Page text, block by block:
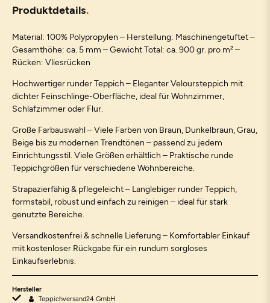
Produktdetails
Material: 100% Polypropylen – Herstellung: Maschinengetuftet –
Gesamthöhe: ca. 5 mm – Gewicht Total: ca. 900 gr. pro m² –
Rücken: Vliesrücken
Hochwertiger runder Teppich – Eleganter Veloursteppich mit
dichter Feinschlinge-Oberfläche, ideal für Wohnzimmer,
Schlafzimmer oder Flur.
Große Farbauswahl – Viele Farben von Braun, Dunkelbraun, Grau,
Beige bis zu modernen Trendtönen – passend zu jedem
Einrichtungsstil. Viele Größen erhältlich – Praktische runde
Teppichgrößen für verschiedene Wohnbereiche.
Strapazierfähig & pflegeleicht – Langlebiger runder Teppich,
formstabil, robust und einfach zu reinigen – ideal für stark
genutzte Bereiche.
Versandkostenfrei & schnelle Lieferung – Komfortabler Einkauf
mit kostenloser Rückgabe für ein rundum sorgloses
Einkaufserlebnis.
Hersteller
Teppichversand24 GmbH